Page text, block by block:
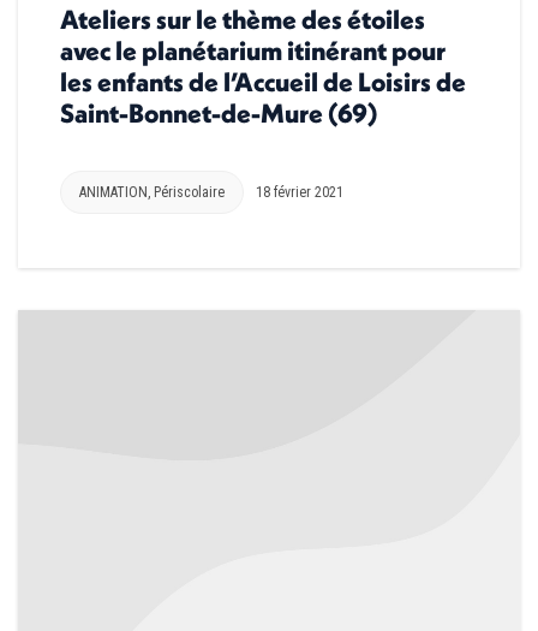
Ateliers sur le thème des étoiles
avec le planétarium itinérant pour
les enfants de l’Accueil de Loisirs de
Saint-Bonnet-de-Mure (69)
ANIMATION Périscolaire 18 février 2021